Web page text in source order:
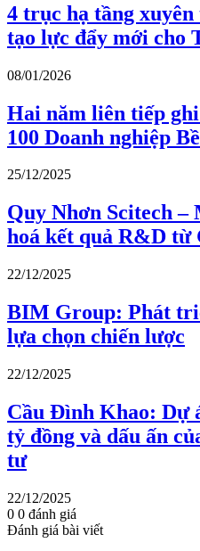
4 trục hạ tầng
tạo lực đẩy mới cho
08/01/2026
Hai năm liên tiếp
100 Doanh nghiệp
25/12/2025
Quy Nhơn Scitech –
hoá kết quả R&D từ
22/12/2025
BIM Group: Phát
lựa chọn chiến lược
22/12/2025
Cầu Đình Khao: Dự
tỷ đồng và dấu ấn
tư
22/12/2025
0 0 đánh giá
Đánh giá bài viết